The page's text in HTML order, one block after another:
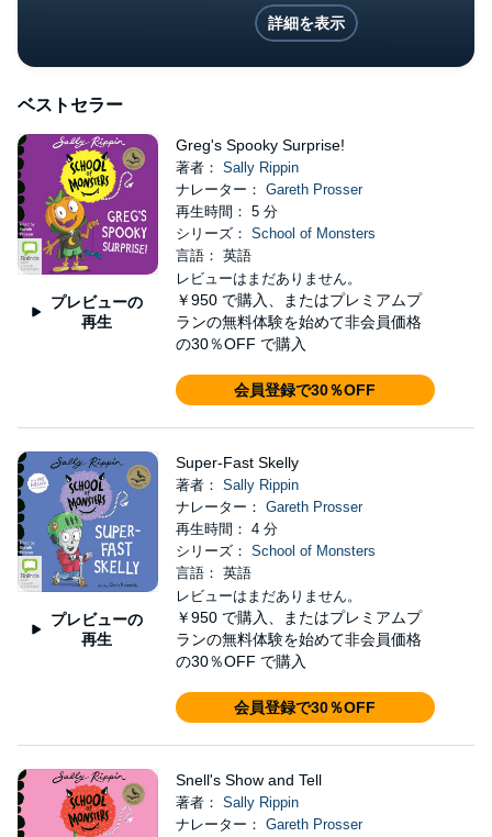
詳細を表示
ベストセラー
プレビューの
再生
Greg's Spooky Surprise!
著者： Sally Rippin
ナレーター： Gareth Prosser
再生時間： 5 分
シリーズ： School of Monsters
言語： 英語
レビューはまだありません。
￥950 で購入、またはプレミアムプ
ランの無料体験を始めて非会員価格
の30％OFF で購入
会員登録で30％OFF
プレビューの
再生
Super-Fast Skelly
著者： Sally Rippin
ナレーター： Gareth Prosser
再生時間： 4 分
シリーズ： School of Monsters
言語： 英語
レビューはまだありません。
￥950 で購入、またはプレミアムプ
ランの無料体験を始めて非会員価格
の30％OFF で購入
会員登録で30％OFF
Snell's Show and Tell
著者： Sally Rippin
ナレーター： Gareth Prosser